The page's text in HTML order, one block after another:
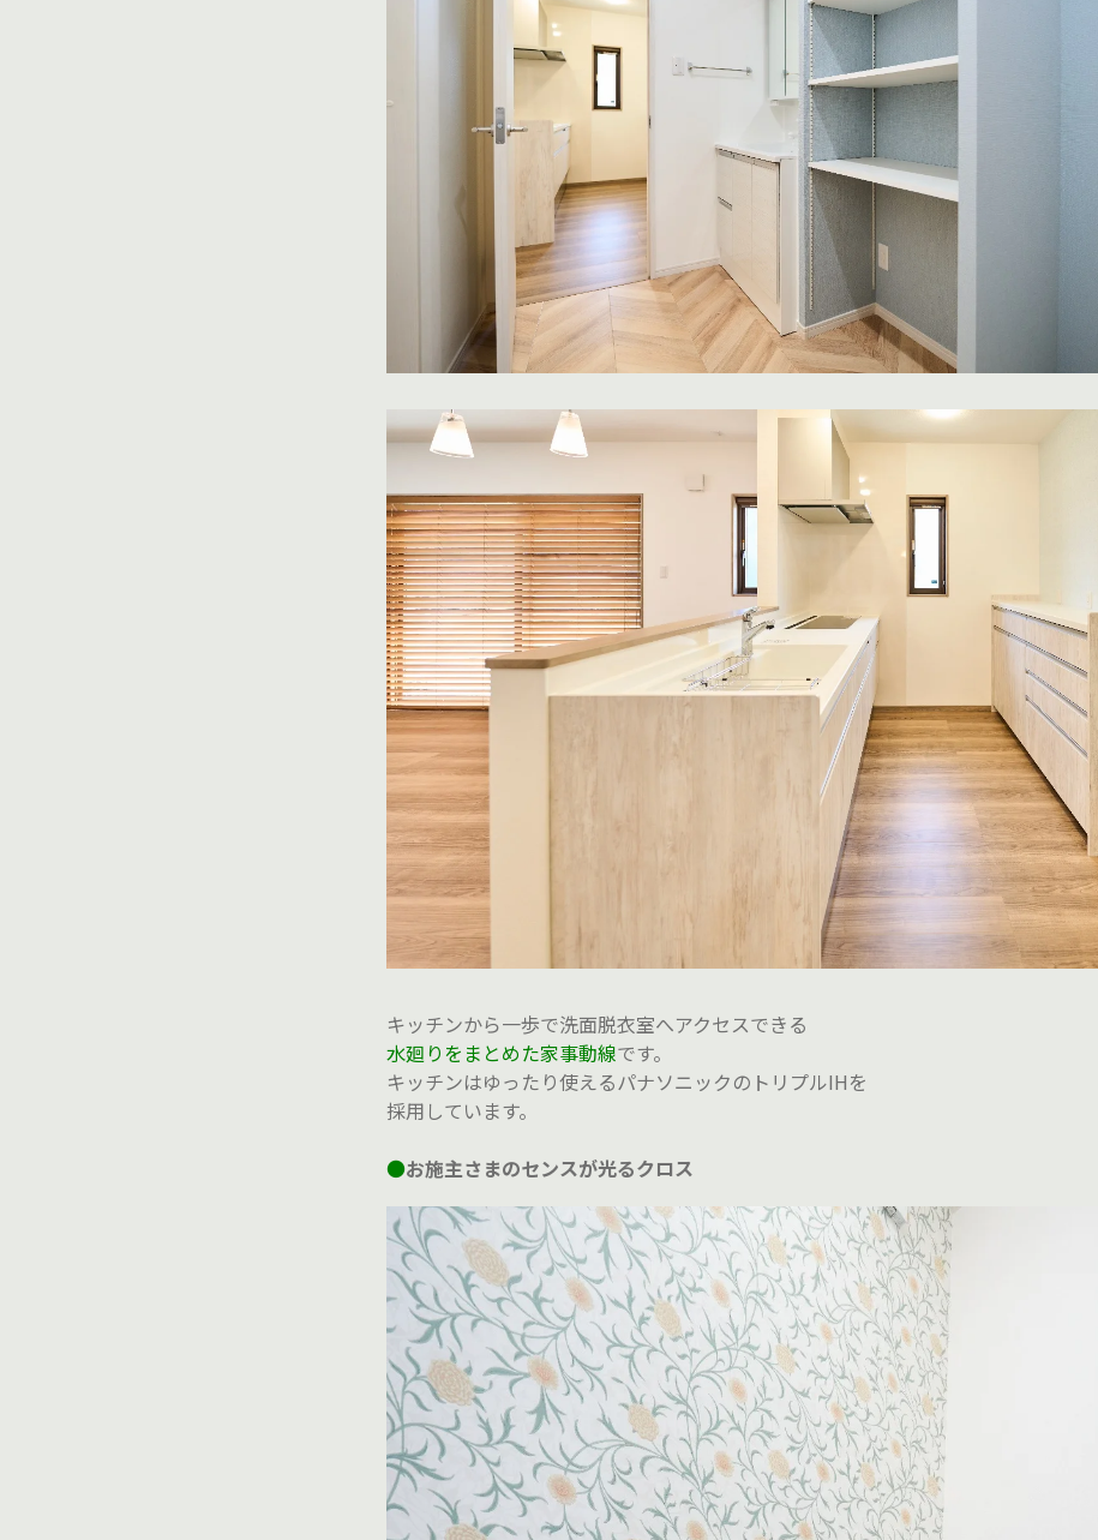
キッチンから一歩で洗面脱衣室へアクセスできる
水廻りをまとめた家事動線です。
キッチンはゆったり使えるパナソニックのトリプルIHを
採用しています。
●お施主さまのセンスが光るクロス